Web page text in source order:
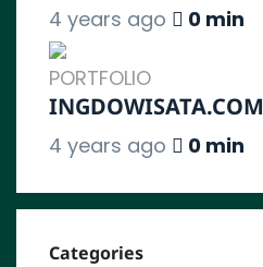
4 years ago 0 min
PORTFOLIO
INGDOWISATA.COM
4 years ago 0 min
Categories